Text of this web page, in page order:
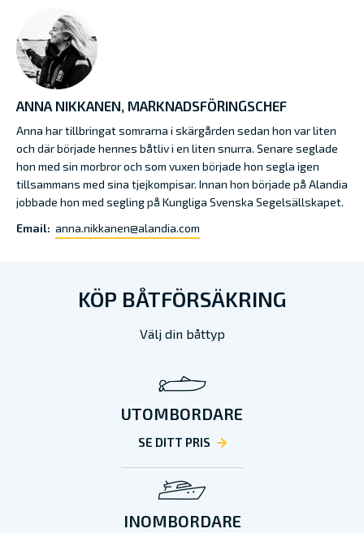
ANNA NIKKANEN, MARKNADSFÖRINGSCHEF
Anna har tillbringat somrarna i skärgården sedan hon var liten
och där började hennes båtliv i en liten snurra. Senare seglade
hon med sin morbror och som vuxen började hon segla igen
tillsammans med sina tjejkompisar. Innan hon började på Alandia
jobbade hon med segling på Kungliga Svenska Segelsällskapet.
Email: anna.nikkanen@alandia.com
KÖP BÅTFÖRSÄKRING
Välj din båttyp
UTOMBORDARE
SE DITT PRIS
INOMBORDARE